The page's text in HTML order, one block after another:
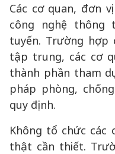
Các cơ quan, đơn
công nghệ thông
tuyến. Trường
tập trung, các cơ
thành phần tham
pháp phòng,
quy định.
Không tổ chức các
thật cần thiết.